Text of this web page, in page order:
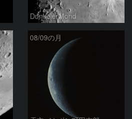
DunkelerMond
08/09の月